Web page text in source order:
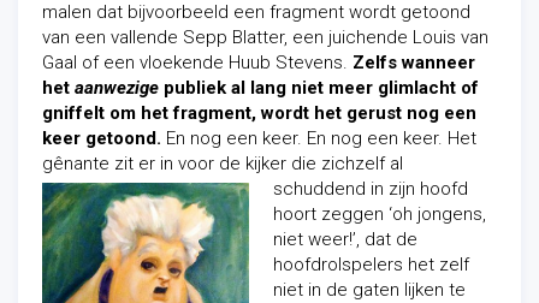
malen dat bijvoorbeeld een fragment wordt getoond
van een vallende Sepp Blatter, een juichende Louis van
Gaal of een vloekende Huub Stevens. Zelfs wanneer
het aanwezige publiek al lang niet meer glimlacht of
gniffelt om het fragment, wordt het gerust nog een
keer getoond. En nog een keer. En nog een keer. Het
gênante zit er in voor de kijker die zichzelf al
schuddend in zijn hoofd
hoort zeggen ‘oh jongens,
niet weer!’, dat de
hoofdrolspelers het zelf
niet in de gaten lijken te